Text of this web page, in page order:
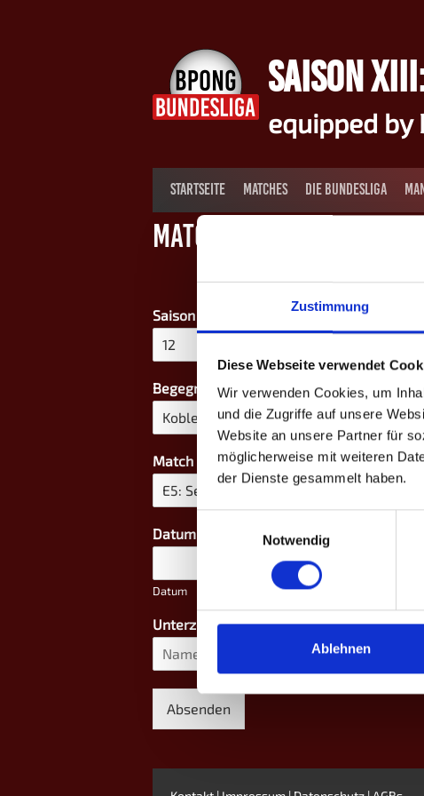
Zustimmung
Diese Webseite verwendet
Wir verwenden Cookies, um
und die Zugriffe auf unsere
Website an unsere Partner für
möglicherweise mit weiteren
der Dienste gesammelt haben.
Notwendig
Ablehnen
SAISON
equipped by
STARTSEITE MATCHES DIE BUNDESLIGA
Match-Termin
Saison - Liga - Spieltag*
zweiter
Begegnung*
Match
Datum - Uhrzeit *
Datum
Unterzeichner*
Absenden